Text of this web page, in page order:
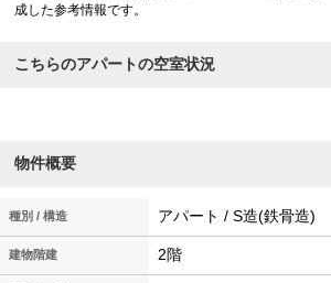
成した参考情報です。
こちらのアパートの空室状況
物件概要
種別 / 構造 アパート / S造(鉄骨造)
建物階建 2階